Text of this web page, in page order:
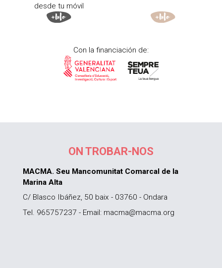
desde tu móvil
Con la financiación de:
ON TROBAR-NOS
MACMA. Seu Mancomunitat Comarcal de la
Marina Alta
C/ Blasco Ibáñez, 50 baix - 03760 - Ondara
Tel. 965757237 - Email: macma@macma.org